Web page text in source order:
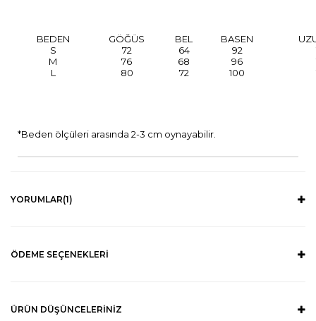
BEDEN GÖĞÜS BEL BASEN
S
72 64 92
M
76 68 96
L
80 72 100
*Beden ölçüleri arasında 2-3 cm oynayabilir.
YORUMLAR(1)
ÖDEME SEÇENEKLERI
ÜRÜN DÜŞÜNCELERINIZ